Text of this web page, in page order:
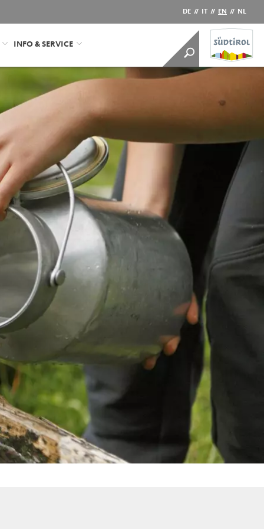
DE // IT // EN // NL
INFO & SERVICE